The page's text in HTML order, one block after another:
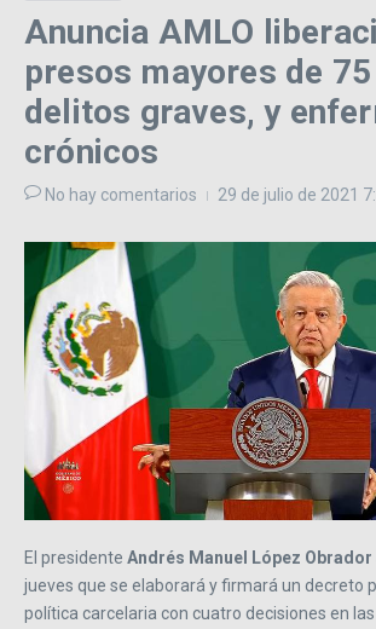
Anuncia AMLO
presos mayores de
delitos graves, y
crónicos
No hay comentarios 29 de julio de 2021
El presidente Andrés Manuel López Obrador
jueves que se elaborará y firmará un decreto
política carcelaria con cuatro decisiones en